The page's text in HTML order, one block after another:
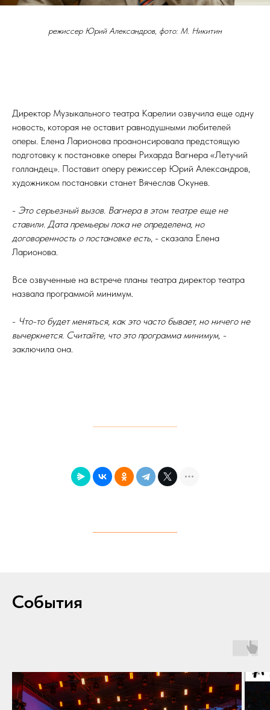
режиссер Юрий Александров, фото: М. Никитин
Директор Музыкального театра Карелии озвучила еще одну
новость, которая не оставит равнодушными любителей
оперы. Елена Ларионова проанонсировала предстоящую
подготовку к постановке оперы Рихарда Вагнера «Летучий
голландец». Поставит оперу режиссер Юрий Александров,
художником постановки станет Вячеслав Окунев.
- Это серьезный вызов. Вагнера в этом театре еще не
ставили. Дата премьеры пока не определена, но
договоренность о постановке есть, - сказала Елена
Ларионова.
Все озвученные на встрече планы театра директор театра
назвала программой минимум.
- Что-то будет меняться, как это часто бывает, но ничего не
вычеркнется. Считайте, что это программа минимум, -
заключила она.
События